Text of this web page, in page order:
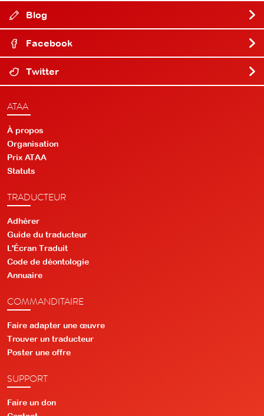
Blog
Facebook
Twitter
ATAA
À propos
Organisation
Prix ATAA
Statuts
TRADUCTEUR
Adhérer
Guide du traducteur
L'Écran Traduit
Code de déontologie
Annuaire
COMMANDITAIRE
Faire adapter une œuvre
Trouver un traducteur
Poster une offre
SUPPORT
Faire un don